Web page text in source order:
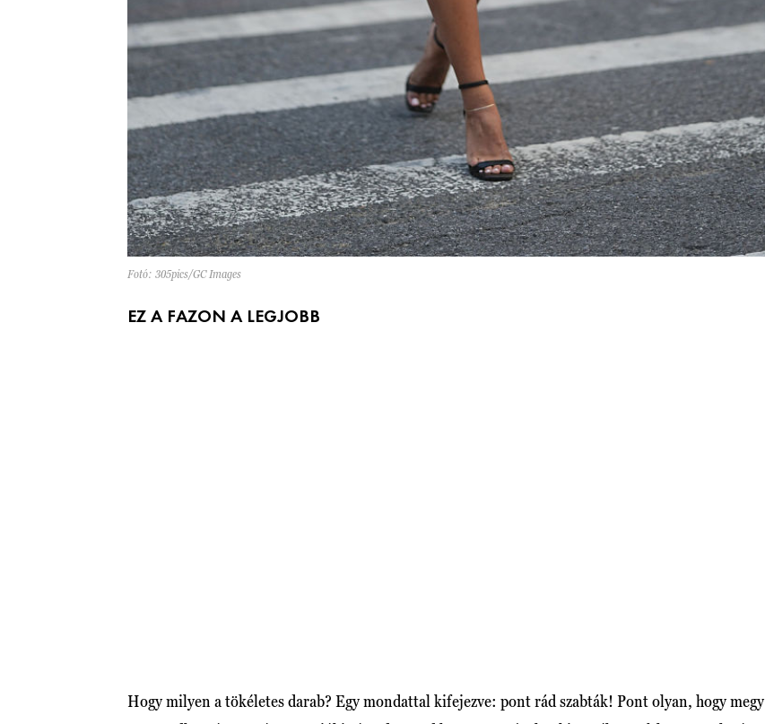
Fotó: 305pics/GC Images
EZ A FAZON A LEGJOBB
Hogy milyen a tökéletes darab? Egy mondattal kifejezve: pont rád szabták! Pont olyan, hogy megy